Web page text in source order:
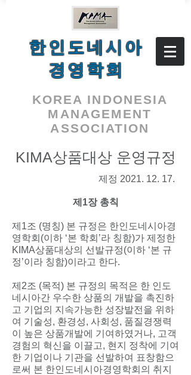
​한인도네시아
경영학회
KOREA INDONESIA
MANAGEMENT
ASSOCIATION
KIMA상품대상 운영규정
제정 2021. 12. 17.
제1장 총칙
제1조 (명칭) 본 규정은 한인도네시아경
영학회(이하 ‘본 학회’라 칭함)가 제정한
KIMA상품대상의 선발규정(이하 ‘본 규
정’이라 칭함)이라고 한다.
제2조 (목적) 본 규정의 목적은 한 인도
네시아간 우수한 상품의 개발을 촉진하
고 기업의 지속가능한 성장발전을 위하
여 기술성, 환경성, 사회성, 품질경쟁력
이 높은 상품개발에 기여하였거나, 고객
경험의 혁신을 이끌고, 현지 정착에 기여
한 기업이나 기관을 선발하여 표창함으
로써 본 한인도네시아경영학회의 취지